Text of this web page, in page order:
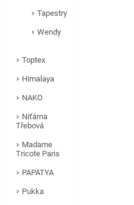
Tapestry
Wendy
Toptex
Himalaya
NAKO
Niťárna
Třebová
Madame
Tricote Paris
PAPATYA
Pukka